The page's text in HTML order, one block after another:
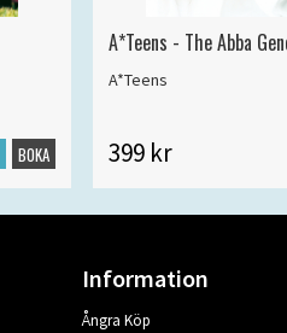
BOKA
A*Teens - The Abba
A*Teens
399 kr
Information
Ångra Köp